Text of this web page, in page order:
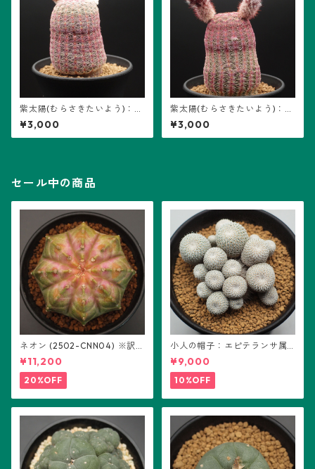
紫太陽(むらさきたいよう)：エ
キノケレウス属 (B04) ※実生
¥3,000
紫太陽(むらさきたいよう)：エ
キノケレウス属 (B03) ※実生
¥3,000
セール中の商品
ネオン (2502-CNN04) ※訳あ
り：ギムノカリキウム属 ※実
生
¥11,200
20%OFF
小人の帽子：エピテランサ属
(B01)
¥9,000
10%OFF